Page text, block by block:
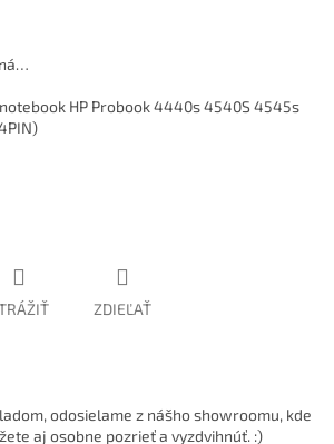
HP Probook 4440s 4540S 4545s
ZDIEĽAŤ
odosielame z nášho showroomu, kde
aj osobne pozrieť a vyzdvihnúť. :)